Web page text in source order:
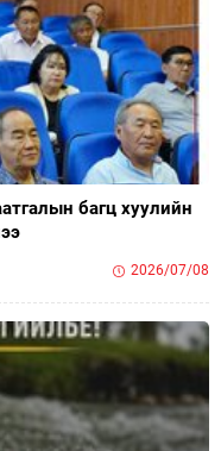
багц хуулийн
2026/07/08